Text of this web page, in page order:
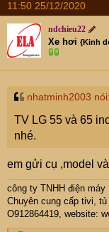
11:50 25/12/2020
ndchieu22
Xe hơi {Kinh
nhatminh2003 nói:
TV LG 55 và 65
nhé.
em gửi cụ ,model
công ty TNHH điện máy
Chuyên cung cấp tivi,
O912864419, website: